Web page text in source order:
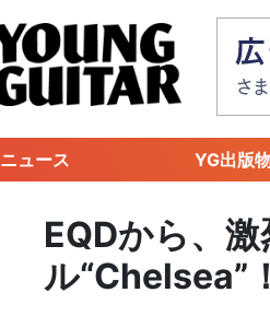
ニュース YG出版
EQDから、
ル“Chelsea”！